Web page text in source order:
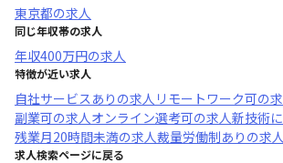
東京都の求人
同じ年収帯の求人
年収400万円の求人
特徴が近い求人
自社サービスあり の求人 リモートワーク可の
副業可の求人オンライン選考可の求人新技術
残業月20時間未満の求人裁量労働制あり の求人
求人検索ページに戻る